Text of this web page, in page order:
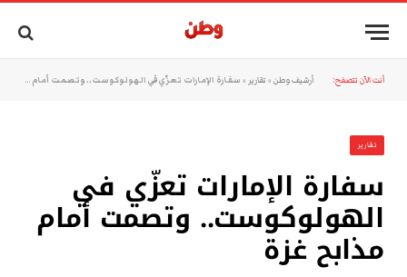
أنت الآن تتصفح: أرشيف وطن » تقارير » سفارة الإمارات تعزّي في الهولوكوست.. وتصمت أمام مذابح غزة
تقارير
سفارة الإمارات تعزّي في
الهولوكوست.. وتصمت أمام
مذابح غزة